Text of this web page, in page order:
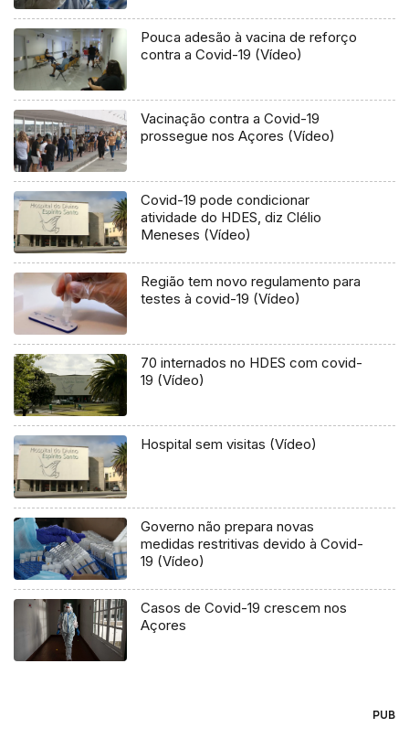
Pouca adesão à vacina de reforço
contra a Covid-19 (Vídeo)
Vacinação contra a Covid-19
prossegue nos Açores (Vídeo)
Covid-19 pode condicionar
atividade do HDES, diz Clélio
Meneses (Vídeo)
Região tem novo regulamento para
testes à covid-19 (Vídeo)
70 internados no HDES com covid-
19 (Vídeo)
Hospital sem visitas (Vídeo)
Governo não prepara novas
medidas restritivas devido à Covid-
19 (Vídeo)
Casos de Covid-19 crescem nos
Açores
PUB